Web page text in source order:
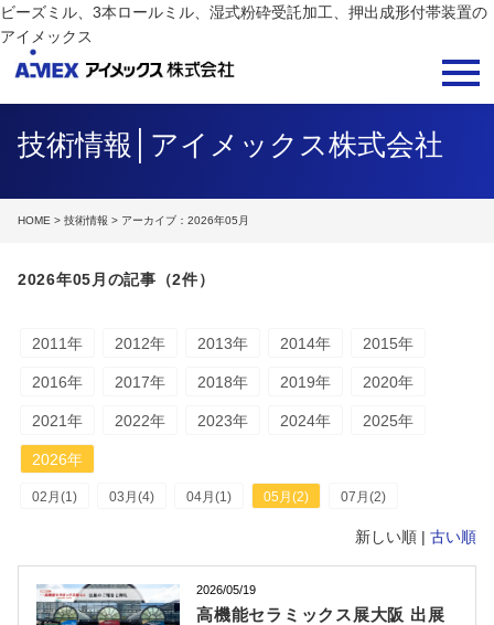
ビーズミル、3本ロールミル、湿式粉砕受託加工、押出成形付帯装置の
アイメックス
技術情報│アイメックス株式会社
HOME > 技術情報 > アーカイブ：2026年05月
2026年05月の記事（2件）
2011年 2012年 2013年 2014年 2015年
2016年 2017年 2018年 2019年 2020年
2021年 2022年 2023年 2024年 2025年
2026年
02月(1) 03月(4) 04月(1) 05月(2) 07月(2)
新しい順 | 古い順
2026/05/19
高機能セラミックス展大阪 出展